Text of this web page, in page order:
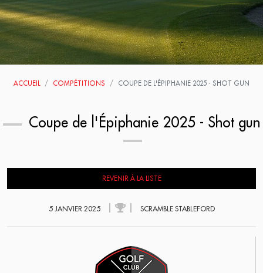
ACCUEIL COMPÉTITIONS COUPE DE L'ÉPIPHANIE 2025 - SHOT GUN
Coupe de l'Épiphanie 2025 - Shot gun
REVENIR À LA LISTE
5 JANVIER 2025 SCRAMBLE STABLEFORD